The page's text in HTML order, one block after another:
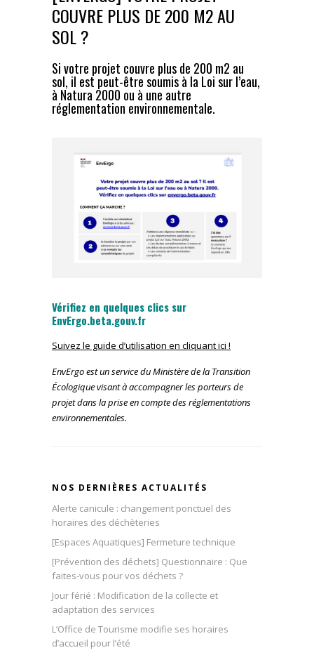
COUVRE PLUS DE 200 M2 AU
SOL ?
Si votre projet couvre plus de 200 m2 au
sol, il est peut-être soumis à la Loi sur l’eau,
à Natura 2000 ou à une autre
réglementation environnementale.
Vérifiez en quelques clics sur
EnvErgo.beta.gouv.fr
Suivez le guide d’utilisation en cliquant ici !
EnvErgo est un service du Ministère de la Transition
Écologique visant à accompagner les porteurs de
projet dans la prise en compte des réglementations
environnementales.
NOS DERNIÈRES ACTUALITÉS
Alerte canicule : changement ponctuel des
horaires des déchèteries
[Espaces Aquatiques] Fermeture technique
[Prévention des déchets] Questionnaire : Que
faites-vous pour vos déchets ?
Jour férié : Modification de la collecte et
adaptation des services
L’Office de Tourisme modifie ses horaires
d’accueil pour l’été